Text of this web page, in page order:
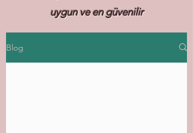
uygun ve en güvenilir
sigortayı hizmetinize
Blog